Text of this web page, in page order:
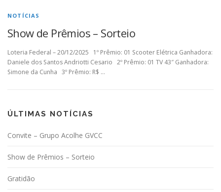
NOTÍCIAS
Show de Prêmios – Sorteio
Loteria Federal – 20/12/2025 1º Prêmio: 01 Scooter Elétrica Ganhadora:
Daniele dos Santos Andriotti Cesario 2º Prêmio: 01 TV 43″ Ganhadora:
Simone da Cunha 3º Prêmio: R$ …
ÚLTIMAS NOTÍCIAS
Convite – Grupo Acolhe GVCC
Show de Prêmios – Sorteio
Gratidão